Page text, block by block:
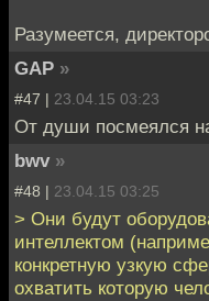
Разумеется,
GAP »
#47 | 23.04.15 03:23
От души посмеялся
bwv »
#48 | 23.04.15 03:25
> Они будут
интеллектом
конкретную узкую
охватить которую